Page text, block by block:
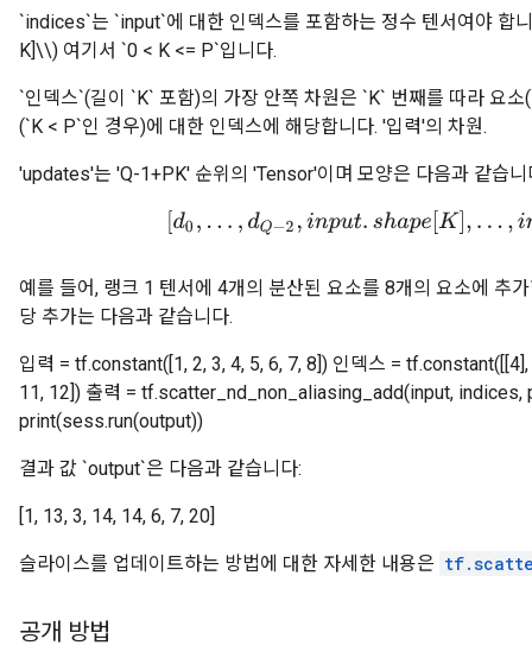
`indices`는 `input`에 대한 인덱스를 포함하는 정수 텐서여야 합
K]\\) 여기서 `0 < K <= P`입니다.
`인덱스`(길이 `K` 포함)의 가장 안쪽 차원은 `K` 번째를 따라 요
(`K < P`인 경우)에 대한 인덱스에 해당합니다. '입력'의 차원.
'updates'는 'Q-1+PK' 순위의 'Tensor'이며 모양은 다음과 같습니
[d0,.. ., dQ−2,input.shap e[K ], .. input.
예를 들어, 랭크 1 텐서에 4개의 분산된 요소를 8개의 요소에 추
당 추가는 다음과 같습니다.
입력 = tf.constant([1, 2, 3, 4, 5, 6, 7, 8]) 인덱스 =
11, 12]) 출력 = tf.scatter_nd_non_aliasing_add(input,
print(sess.run(output))
결과 값 `output`은 다음과 같습니다:
[1, 13, 3, 14, 14, 6, 7, 20]
슬라이스를 업데이트하는 방법에 대한 자세한 내용은
공개 방법